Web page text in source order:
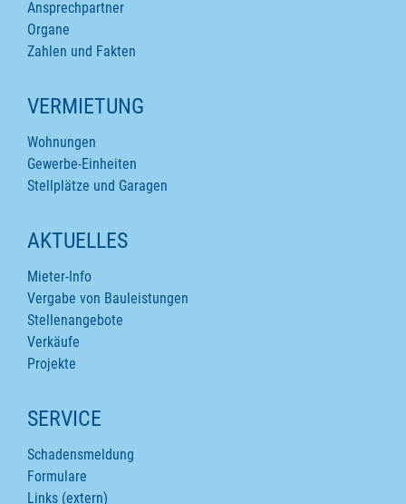
Ansprechpartner
Organe
Zahlen und Fakten
VERMIETUNG
Wohnungen
Gewerbe-Einheiten
Stellplätze und Garagen
AKTUELLES
Mieter-Info
Vergabe von Bauleistungen
Stellenangebote
Verkäufe
Projekte
SERVICE
Schadensmeldung
Formulare
Links (extern)